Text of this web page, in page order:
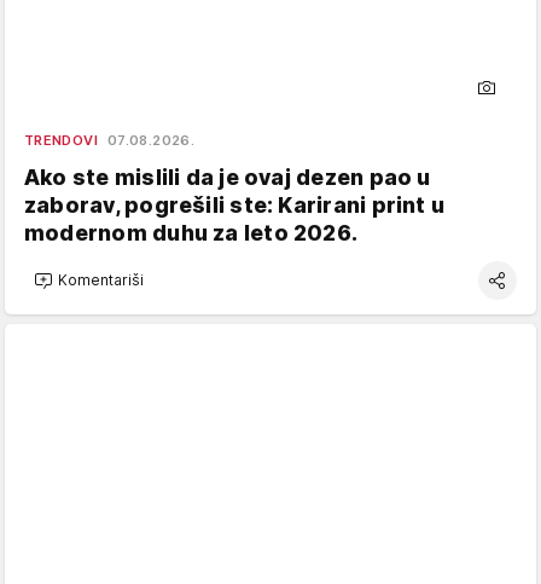
TRENDOVI 07.08.2026.
Ako ste mislili da je ovaj dezen pao u
zaborav, pogrešili ste: Karirani print u
modernom duhu za leto 2026.
Komentariši